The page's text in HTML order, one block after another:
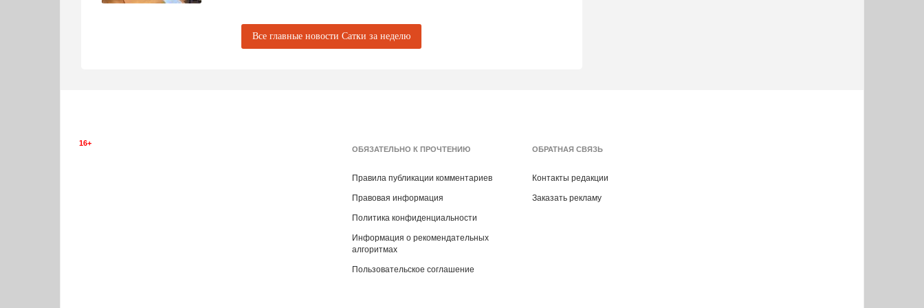
Все главные новости Сатки за неделю
16+
ОБЯЗАТЕЛЬНО К ПРОЧТЕНИЮ
Правила публикации комментариев
Правовая информация
Политика конфиденциальности
Информация о рекомендательных
алгоритмах
Пользовательское соглашение
ОБРАТНАЯ СВЯЗЬ
Контакты редакции
Заказать рекламу